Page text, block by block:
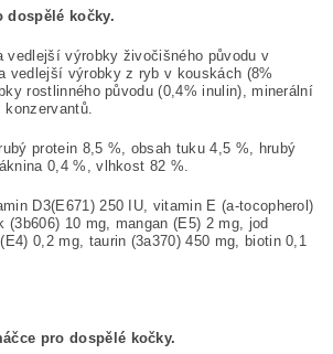
dospělé kočky.
vedlejší výrobky živočišného původu v
vedlejší výrobky z ryb v kouskách (8%
rostlinného původu (0,4% inulin), minerální
konzervantů.
protein 8,5 %, obsah tuku 4,5 %, hrubý
0,4 %, vlhkost 82 %.
D3(E671) 250 IU, vitamin E (a-tocopherol)
(3b606) 10 mg, mangan (E5) 2 mg, jod
0,2 mg, taurin (3a370) 450 mg, biotin 0,1
pro dospělé kočky.